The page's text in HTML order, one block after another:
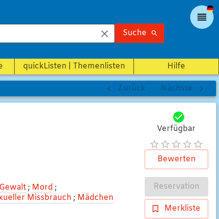
Suche
quickListen | Themenlisten Hilfe
Zurück Nächste
Gewalt ; Mord ;
Missbrauch ; Mädchen
Verfügbar
Bewerten
Reservation
Merkliste